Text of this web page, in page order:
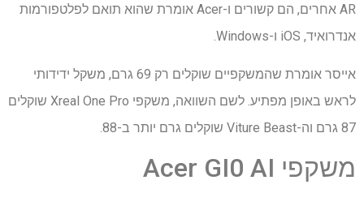
AR אחרים, הם קשורים ו-Acer אומרת שהוא תואם לפלטפורמות
אנדרואיד, iOS ו-Windows.
אייסר אומרת שהמשקפיים שוקלים רק 69 גרם, משקל ידידותי
לראש באופן מפתיע. לשם השוואה, משקפי Xreal One Pro שוקלים
87 גרם וה-Viture Beast שוקלים גרם יותר ב-88.
משקפי Acer GI0 AI